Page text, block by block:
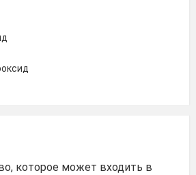
которое может входить в